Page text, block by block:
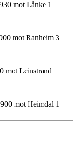
mot Lånke 1
mot Ranheim 3
mot Leinstrand
mot Heimdal 1